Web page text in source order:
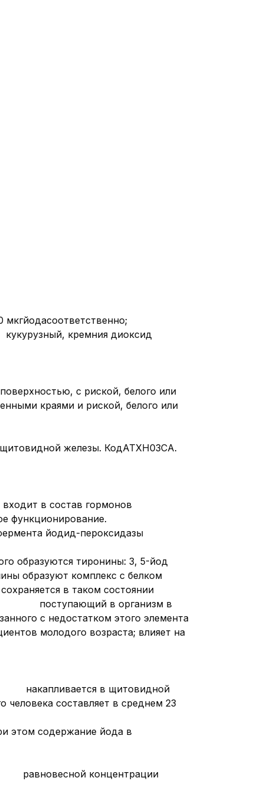
мкгйодасоответственно;
кремния диоксид
с риской, белого или
краями и риской, белого или
железы. КодATХH03CA.
в состав гормонов
функционирование.
йодид-пероксидазы
образуются тиронины: 3, 5-йод
образуют комплекс с белком
в таком состоянии
поступающий в организм в
с недостатком этого элемента
молодого возраста; влияет на
накапливается в щитовидной
составляет в среднем 23
этом содержание йода в
равновесной концентрации